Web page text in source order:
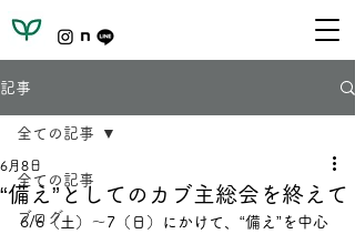
記事
全ての記事
ブログ
全ての記事
“備え”としてのカブ主総会を終えて
6月8日
6/6（土）～7（日）にかけて、 “備え”を中心